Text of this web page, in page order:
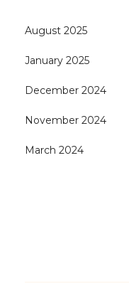
August 2025
January 2025
December 2024
November 2024
March 2024